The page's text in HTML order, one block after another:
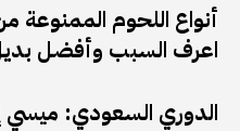
أنواع اللحوم الممنوعة
اعرف السبب وأفضل
الدوري السعودي: ميسي